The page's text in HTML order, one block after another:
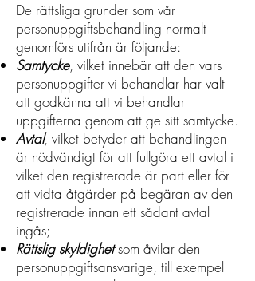
De rättsliga grunder som vår
personuppgiftsbehandling normalt
genomförs utifrån är följande:
Samtycke, vilket innebär att den vars
personuppgifter vi behandlar har valt
att godkänna att vi behandlar
uppgifterna genom att ge sitt samtycke.
Avtal, vilket betyder att behandlingen
är nödvändigt för att fullgöra ett avtal i
vilket den registrerade är part eller för
att vidta åtgärder på begäran av den
registrerade innan ett sådant avtal
ingås;
Rättslig skyldighetsom åvilar den
personuppgiftsansvarige, till exempel